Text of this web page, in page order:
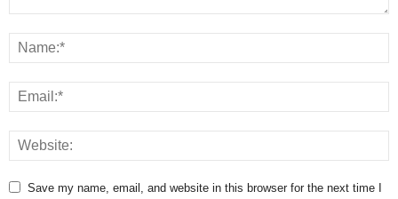
Save my name, email, and website in this browser for the next time I